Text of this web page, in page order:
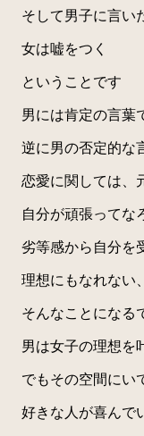
そして男子に言い
女は嘘をつく
ということです
男には肯定の言葉
逆に男の否定的な
恋愛に関しては、
自分が頑張ってな
劣等感から自分を
理想にもなれない
そんなことになる
男は女子の理想を
でもその空間にい
好きな人が喜んで